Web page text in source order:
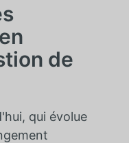
de
qui évolue